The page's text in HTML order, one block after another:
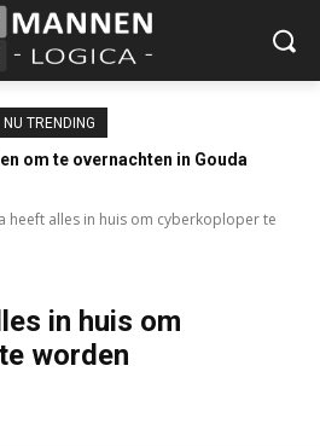
NU TRENDING
om te overnachten in Gouda
heeft alles in huis om cyberkoploper te
in huis om
worden